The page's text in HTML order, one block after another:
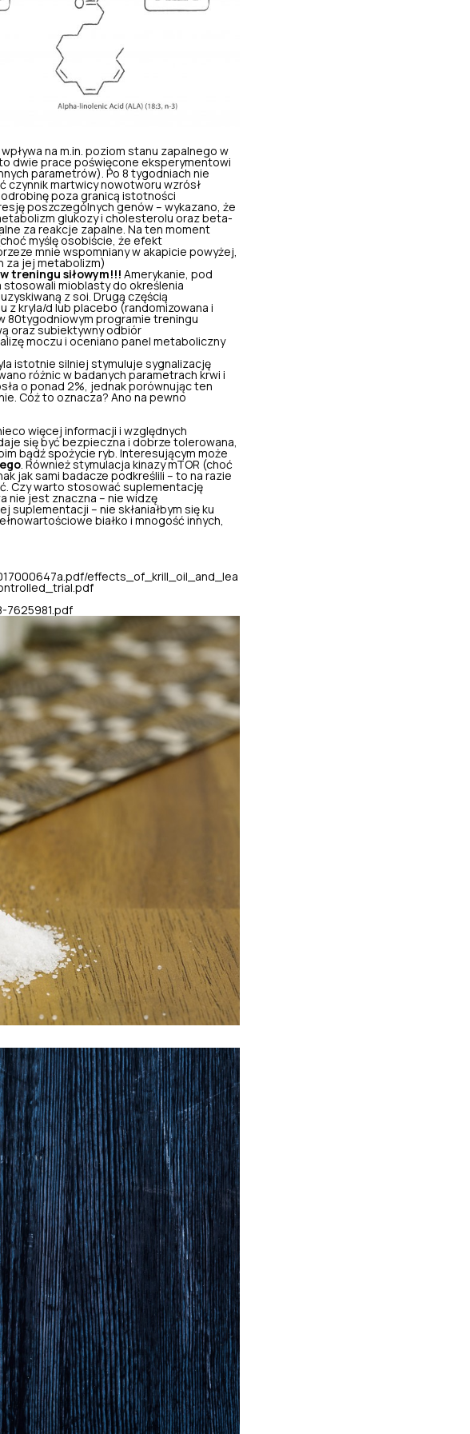
na m.in. poziom stanu zapalnego w
dwie prace poświęcone eksperymentowi
parametrów). Po 8 tygodniach nie
czynnik martwicy nowotworu wzrósł
poza granicą istotności
poszczególnych genów – wykazano, że
glukozy i cholesterolu oraz beta-
za reakcje zapalne. Na ten moment
myślę osobiście, że efekt
mnie wspomniany w akapicie powyżej,
za jej metabolizm)
treningu siłowym !!! Amerykanie, pod
mioblasty do określenia
z soi. Drugą częścią
z kryla/d lub placebo (randomizowana i
80tygodniowym programie treningu
oraz subiektywny odbiór
moczu i oceniano panel metaboliczny
istotnie silniej stymuluje sygnalizację
różnic w badanych parametrach krwi i
o ponad 2%, jednak porównując ten
Cóż to oznacza? Ano na pewno
więcej informacji i względnych
się być bezpieczna i dobrze tolerowana,
bądź spożycie ryb. Interesującym może
. Również stymulacja kinazy mTOR (choć
jak sami badacze podkreślili – to na razie
Czy warto stosować suplementację
nie jest znaczna – nie widzę
suplementacji – nie skłaniałbym się ku
białko i mnogość innych,
effects_of_krill_oil_and_lea
7625981.pdf